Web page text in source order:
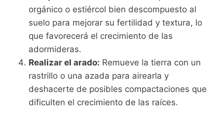
orgánico o estiércol bien descompuesto al
suelo para mejorar su fertilidad y textura, lo
que favorecerá el crecimiento de las
adormideras.
Realizar el arado: Remueve la tierra con un
rastrillo o una azada para airearla y
deshacerte de posibles compactaciones que
dificulten el crecimiento de las raíces.